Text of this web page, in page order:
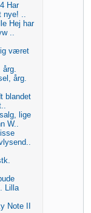
Har
nye! ..
Hej har
..
været
årg.
årg.
blandet
lige
W..
Lilla
Note II